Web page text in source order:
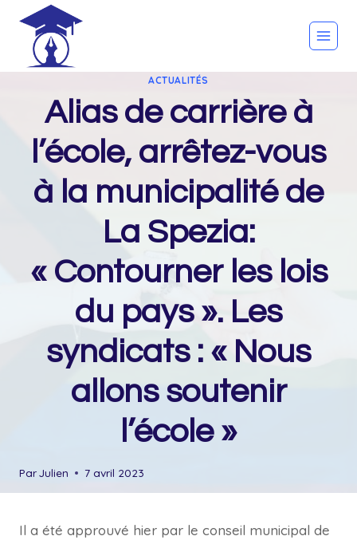
content
ACTUALITÉS
Alias ​​de carrière à
l’école, arrêtez-vous
à la municipalité de
La Spezia:
« Contourner les lois
du pays ». Les
syndicats : « Nous
allons soutenir
l’école »
ParJulien 7 avril 2023
Il a été approuvé hier par le conseil municipal de